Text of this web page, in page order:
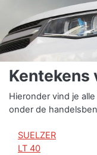
Kentekens
Hieronder vind je
onder de
SUELZER
LT 40